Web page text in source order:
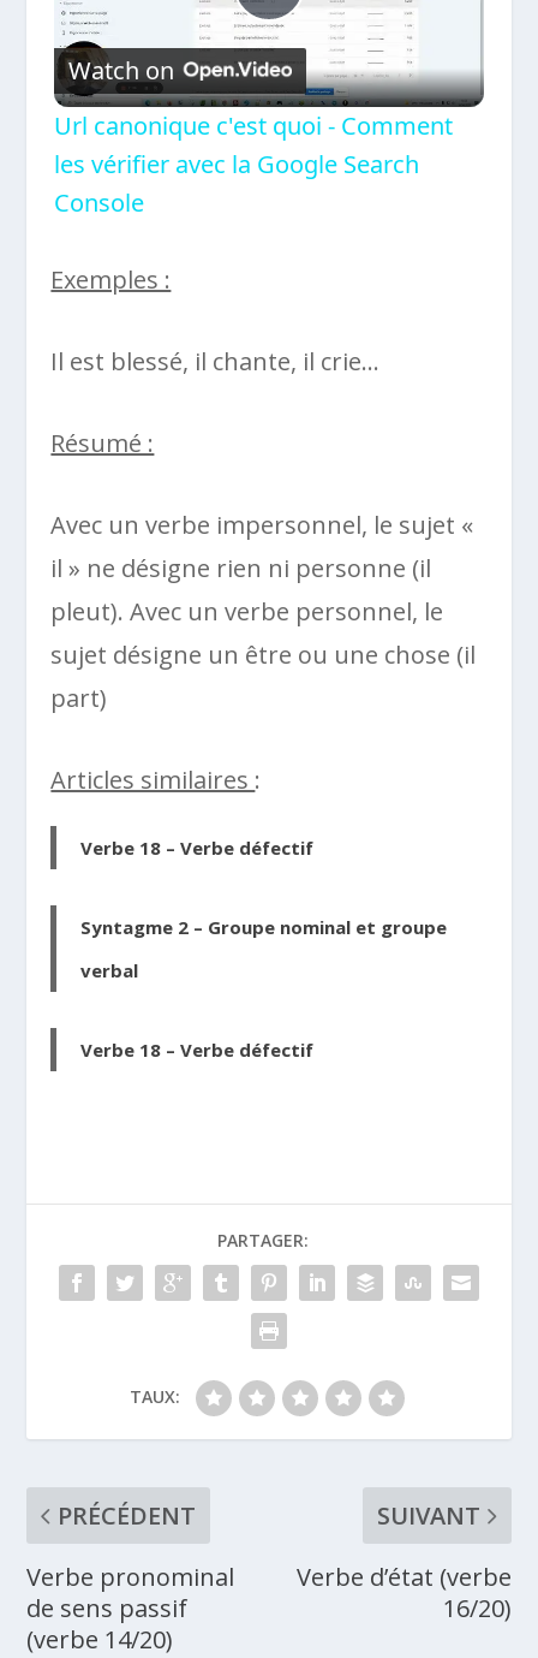
Play
Video
Watch on
Url canonique c'est quoi - Comment
les vérifier avec la Google Search
Console
Exemples :
Il est blessé, il chante, il crie…
Résumé :
Avec un verbe impersonnel, le sujet «
il » ne désigne rien ni personne (il
pleut). Avec un verbe personnel, le
sujet désigne un être ou une chose (il
part)
Articles similaires :
Verbe 18 – Verbe défectif
Syntagme 2 – Groupe nominal et groupe
verbal
Verbe 18 – Verbe défectif
PARTAGER:
TAUX:
PRÉCÉDENT
Verbe pronominal
de sens passif
(verbe 14/20)
SUIVANT
Verbe d’état (verbe
16/20)